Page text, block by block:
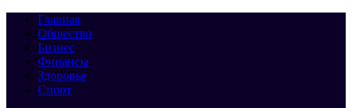
Главная
Общество
Бизнес
Финансы
Здоровье
Спорт